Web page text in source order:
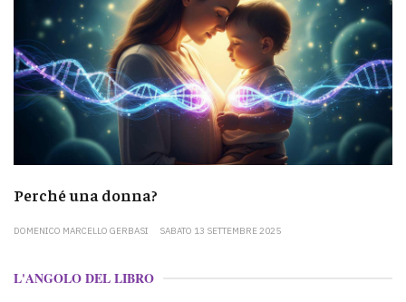
Perché una donna?
DOMENICO MARCELLO GERBASI SABATO 13 SETTEMBRE 2025
L'ANGOLO DEL LIBRO